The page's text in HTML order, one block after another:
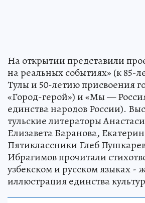
На открытии представили
на реальных событиях» (к 85-
Тулы и 50-летию присвоения
«Город-герой») и «Мы —
единства народов России).
тульские литераторы
Елизавета Баранова,
Пятиклассники Глеб
Ибрагимов прочитали
узбекском и русском языках -
иллюстрация единства